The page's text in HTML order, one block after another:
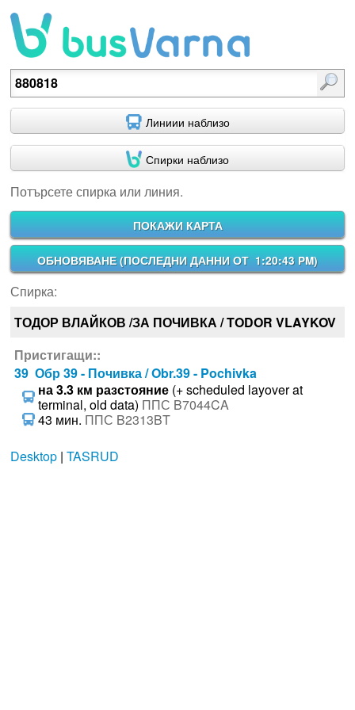
Потърсете спирка или линия.
Линиии наблизо
Спирки наблизо
Потърсете спирка или линия.
ПОКАЖИ КАРТА
ОБНОВЯВАНЕ (ПОСЛЕДНИ ДАННИ ОТ 1:20:43 PM)
Спирка:
ТОДОР ВЛАЙКОВ /ЗА ПОЧИВКА / TODOR VLAYKOV
Пристигащи::
39 Обр 39 - Почивка / Obr.39 - Pochivka
на 3.3 км разстояние(+ scheduled layover at
terminal, old data) ППС B7044CA
43 мин. ППС B2313BT
Desktop| TASRUD